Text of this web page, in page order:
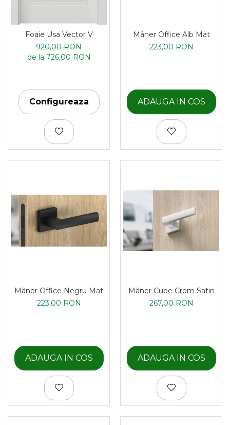
Foaie Usa Vector V
920,00 RON
de la 726,00 RON
Configureaza
Mâner Office Alb Mat
223,00 RON
ADAUGA IN COS
Mâner Office Negru Mat
223,00 RON
ADAUGA IN COS
Mâner Cube Crom Satin
267,00 RON
ADAUGA IN COS